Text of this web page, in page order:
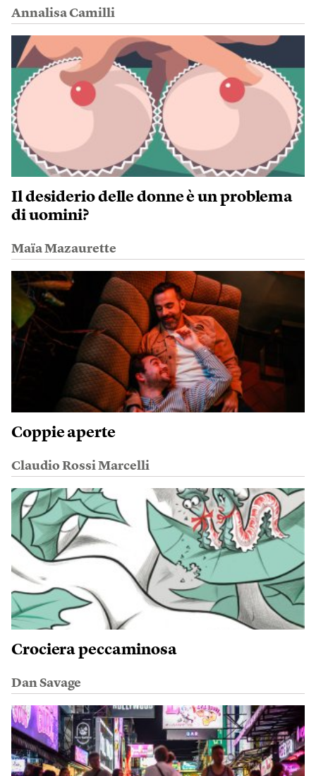
Annalisa Camilli
Il desiderio delle donne è un problema
di uomini?
Maïa Mazaurette
Coppie aperte
Claudio Rossi Marcelli
Crociera peccaminosa
Dan Savage